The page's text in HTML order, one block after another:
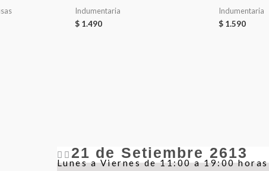
Indumentaria
$1.490
Indumentaria
$ 1.590
21 de Setiembre 2613
Lunes a Viernes de 11:00 a 19:00 horas